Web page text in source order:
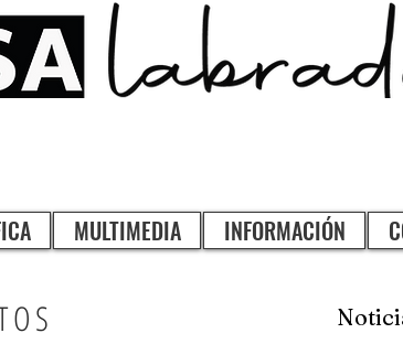
MULTIMEDIA INFORMACIÓN